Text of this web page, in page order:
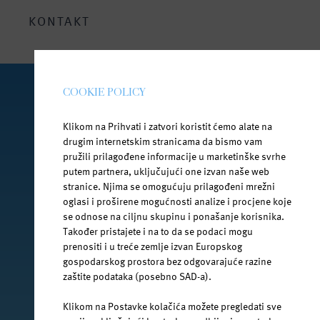
KONTAKT
facebook.com/jana.water/
@janawater
COOKIE POLICY
Klikom na Prihvati i zatvori koristit ćemo alate na
drugim internetskim stranicama da bismo vam
pružili prilagođene informacije u marketinške svrhe
putem partnera, uključujući one izvan naše web
stranice. Njima se omogućuju prilagođeni mrežni
oglasi i proširene mogućnosti analize i procjene koje
se odnose na ciljnu skupinu i ponašanje korisnika.
Također pristajete i na to da se podaci mogu
prenositi i u treće zemlje izvan Europskog
gospodarskog prostora bez odgovarajuće razine
zaštite podataka (posebno SAD-a).
Klikom na Postavke kolačića možete pregledati sve